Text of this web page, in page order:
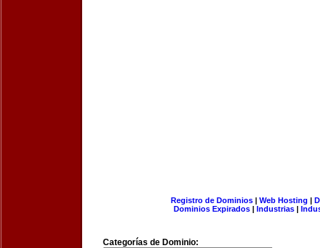
Registro de Dominios| Web Hosting |
Dominios Expirados | Industrias |
Categorías de Dominio: